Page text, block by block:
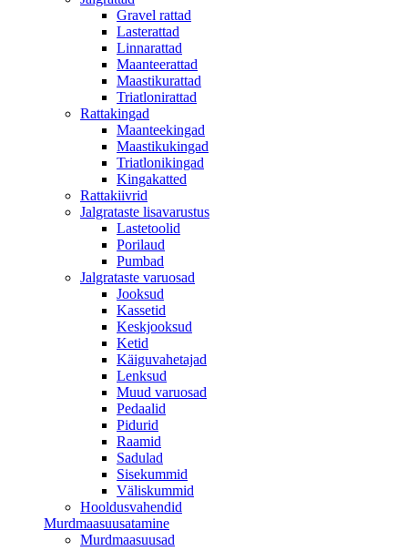
Gravel rattad
Lasterattad
Linnarattad
Maanteerattad
Maastikurattad
Triatlonirattad
Rattakingad
Maanteekingad
Maastikukingad
Triatlonikingad
Kingakatted
Rattakiivrid
Jalgrataste lisavarustus
Lastetoolid
Porilaud
Pumbad
Jalgrataste varuosad
Jooksud
Kassetid
Keskjooksud
Ketid
Käiguvahetajad
Lenksud
Muud varuosad
Pedaalid
Pidurid
Raamid
Sadulad
Sisekummid
Väliskummid
Hooldusvahendid
Murdmaasuusatamine
Murdmaasuusad